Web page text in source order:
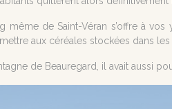
même de Saint-Véran s’offre à
aux céréales stockées dans les
de Beauregard, il avait aussi